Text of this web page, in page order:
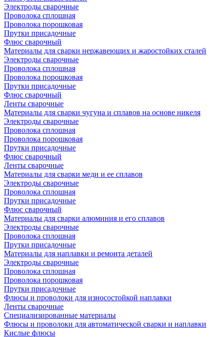
Электроды сварочные
Проволока сплошная
Проволока порошковая
Прутки присадочные
Флюс сварочный
Материалы для сварки нержавеющих и жаростойких сталей
Электроды сварочные
Проволока сплошная
Проволока порошковая
Прутки присадочные
Флюс сварочный
Ленты сварочные
Материалы для сварки чугуна и сплавов на основе никеля
Электроды сварочные
Проволока сплошная
Проволока порошковая
Прутки присадочные
Флюс сварочный
Ленты сварочные
Материалы для сварки меди и ее сплавов
Электроды сварочные
Проволока сплошная
Прутки присадочные
Флюс сварочный
Материалы для сварки алюминия и его сплавов
Электроды сварочные
Проволока сплошная
Прутки присадочные
Материалы для наплавки и ремонта деталей
Электроды сварочные
Проволока сплошная
Проволока порошковая
Прутки присадочные
Флюсы и проволоки для износостойкой наплавки
Ленты сварочные
Специализированные материалы
Флюсы и проволоки для автоматической сварки и наплавки
Кислые флюсы